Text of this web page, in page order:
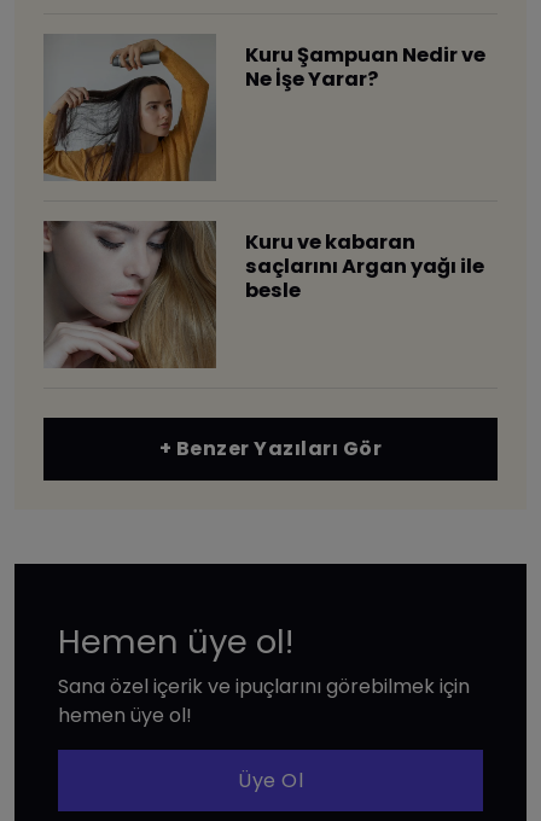
Kuru Şampuan Nedir ve
Ne İşe Yarar?
​Kuru ve kabaran
saçlarını Argan yağı ile
besle
+ Benzer Yazıları Gör
Hemen üye ol!
Sana özel içerik ve ipuçlarını görebilmek için
hemen üye ol!
Üye Ol